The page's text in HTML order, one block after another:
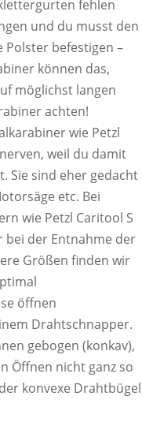
fehlen
und du musst den
Polster befestigen –
können das,
möglichst langen
achten!
wie Petzl
weil du damit
Sie sind eher gedacht
etc. Bei
wie Petzl Caritool S
bei der Entnahme der
Größen finden wir
öffnen
Drahtschnapper.
gebogen (konkav),
Öffnen nicht ganz so
konvexe Drahtbügel